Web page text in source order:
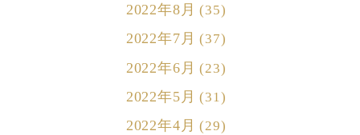
2022年8月 (35)
2022年7月 (37)
2022年6月 (23)
2022年5月 (31)
2022年4月 (29)